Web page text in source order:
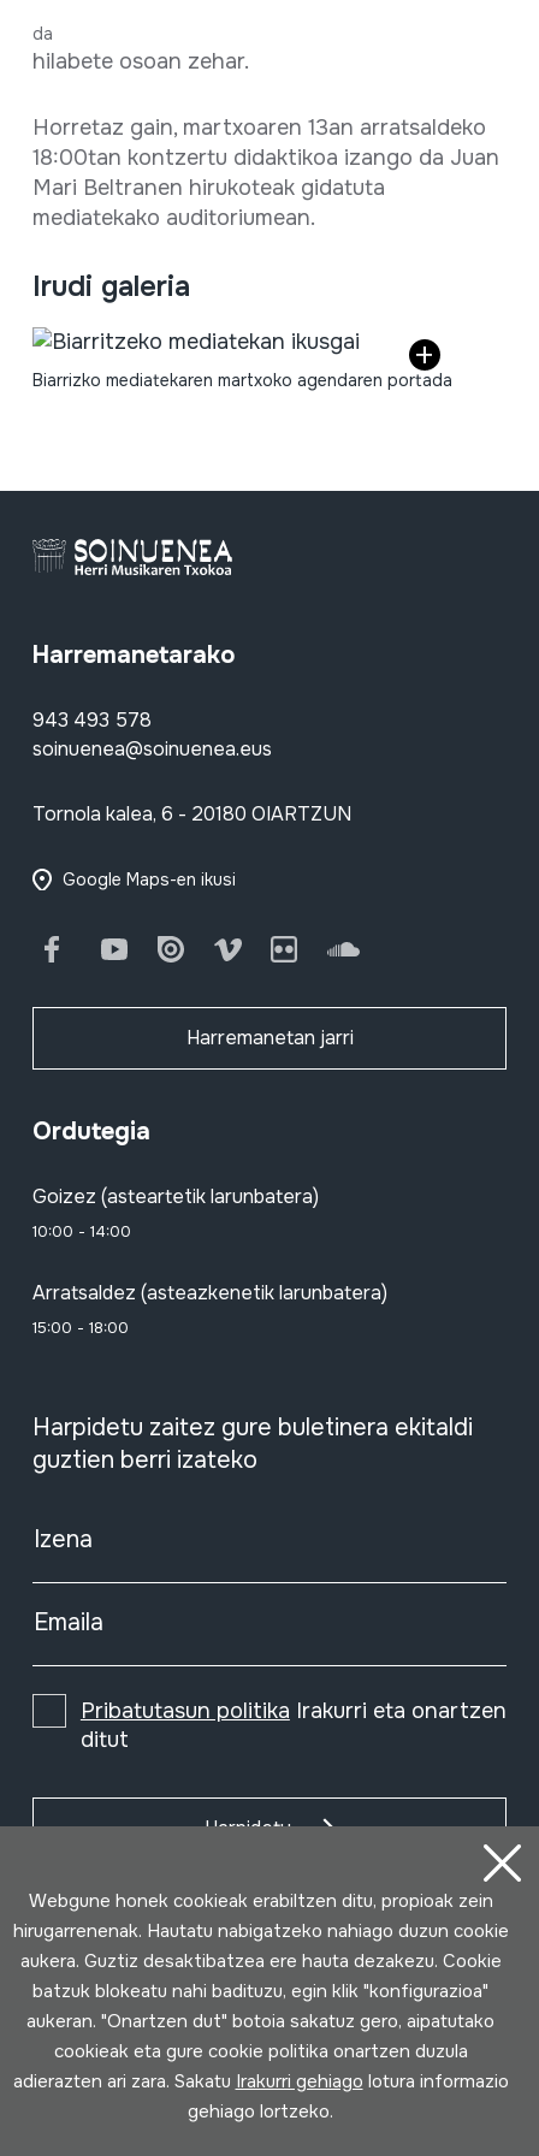
da
hilabete osoan zehar.
Horretaz gain, martxoaren 13an arratsaldeko
18:00tan kontzertu didaktikoa izango da Juan
Mari Beltranen hirukoteak gidatuta
mediatekako auditoriumean.
Irudi galeria
Biarrizko mediatekaren martxoko agendaren portada
Harremanetarako
943 493 578
soinuenea@soinuenea.eus
Tornola kalea, 6 - 20180 OIARTZUN
Google Maps-en ikusi
FacebookYoutube Issuu Vimeo Flickr SoundCloud
Harremanetan jarri
Ordutegia
Goizez (asteartetik larunbatera)
10:00 - 14:00
Arratsaldez (asteazkenetik larunbatera)
15:00 - 18:00
Harpidetu zaitez gure buletinera ekitaldi
guztien berri izateko
Izena
Emaila
Pribatutasun politika Irakurri eta onartzen
ditut
Harpidetu
Webgune honek cookieak erabiltzen ditu, propioak zein
hirugarrenenak. Hautatu nabigatzeko nahiago duzun cookie
aukera. Guztiz desaktibatzea ere hauta dezakezu. Cookie
batzuk blokeatu nahi badituzu, egin klik "konfigurazioa"
aukeran. "Onartzen dut" botoia sakatuz gero, aipatutako
cookieak eta gure cookie politika onartzen duzula
adierazten ari zara. Sakatu Irakurri gehiago lotura informazio
gehiago lortzeko.